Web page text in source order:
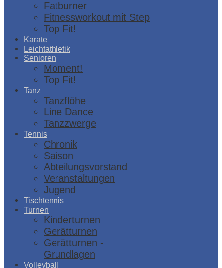
Fatburner
Fitnessworkout mit Step
Top Fit!
Karate
Leichtathletik
Senioren
Moment!
Top Fit!
Tanz
Tanzflöhe
Line Dance
Tanzzwerge
Tennis
Chronik
Saison
Abteilungsvorstand
Veranstaltungen
Jugend
Tischtennis
Turnen
Kinderturnen
Gerätturnen
Gerätturnen -
Grundlagen
Volleyball